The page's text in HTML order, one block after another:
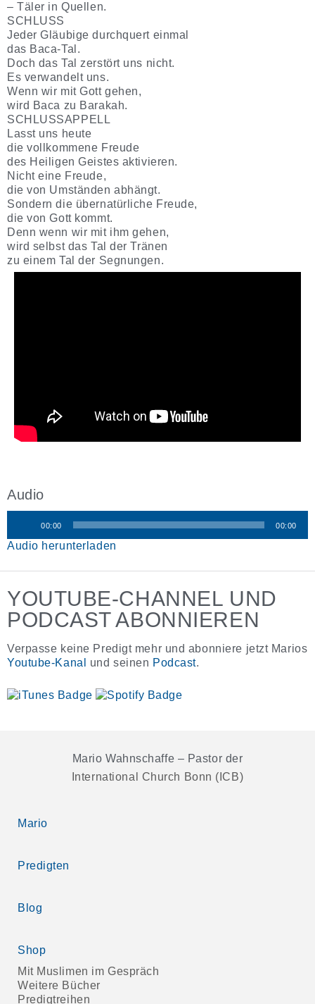
– Täler in Quellen.
SCHLUSS
Jeder Gläubige durchquert einmal
das Baca-Tal.
Doch das Tal zerstört uns nicht.
Es verwandelt uns.
Wenn wir mit Gott gehen,
wird Baca zu Barakah.
SCHLUSSAPPELL
Lasst uns heute
die vollkommene Freude
des Heiligen Geistes aktivieren.
Nicht eine Freude,
die von Umständen abhängt.
Sondern die übernatürliche Freude,
die von Gott kommt.
Denn wenn wir mit ihm gehen,
wird selbst das Tal der Tränen
zu einem Tal der Segnungen.
Audio
Audio-
00:00 00:00
Audio herunterladen
YOUTUBE-CHANNEL UND
PODCAST ABONNIEREN
Verpasse keine Predigt mehr und abonniere jetzt Marios
Youtube-Kanal
und seinen Podcast.
Mario Wahnschaffe – Pastor der
International Church Bonn (ICB)
Mario
Predigten
Blog
Shop
Mit Muslimen im Gespräch
Weitere Bücher
Predigtreihen